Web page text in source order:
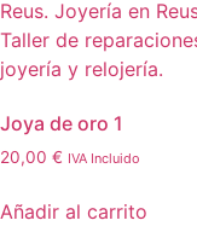
Joya de oro 1
20,00 € IVA Incluido
Añadir al carrito